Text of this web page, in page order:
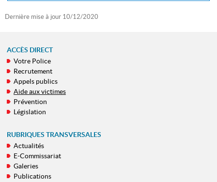
Dernière mise à jour 10/12/2020
MENU
DE
NAVIGATION
ACCÈS DIRECT
Votre Police
Recrutement
Appels publics
Aide aux victimes
Prévention
Législation
RUBRIQUES TRANSVERSALES
Actualités
E-Commissariat
Galeries
Publications